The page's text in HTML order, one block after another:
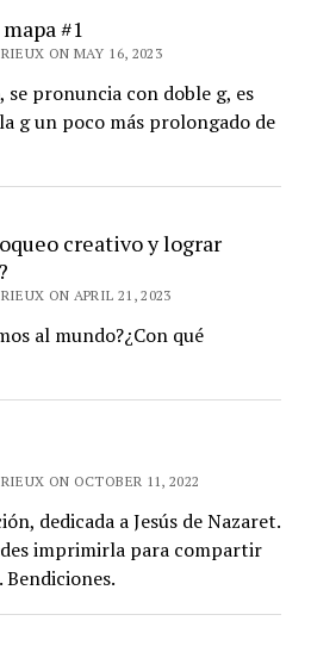
#1
ON MAY 16, 2023
se pronuncia con doble g, es
g un poco más prolongado de
creativo y lograr
ON APRIL 21, 2023
al mundo?¿Con qué
ON OCTOBER 11, 2022
dedicada a Jesús de Nazaret.
imprimirla para compartir
Bendiciones.